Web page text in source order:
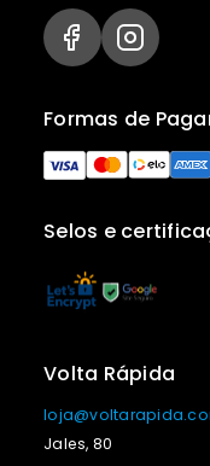
Selos e
Formas de
Volta Rápida
Jales, 80